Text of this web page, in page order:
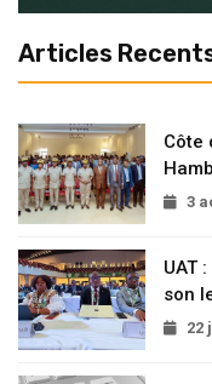
Articles
Côte
3
UAT
son
22